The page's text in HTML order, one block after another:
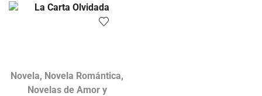
Novela, Novela Romántica,
Novelas de Amor y